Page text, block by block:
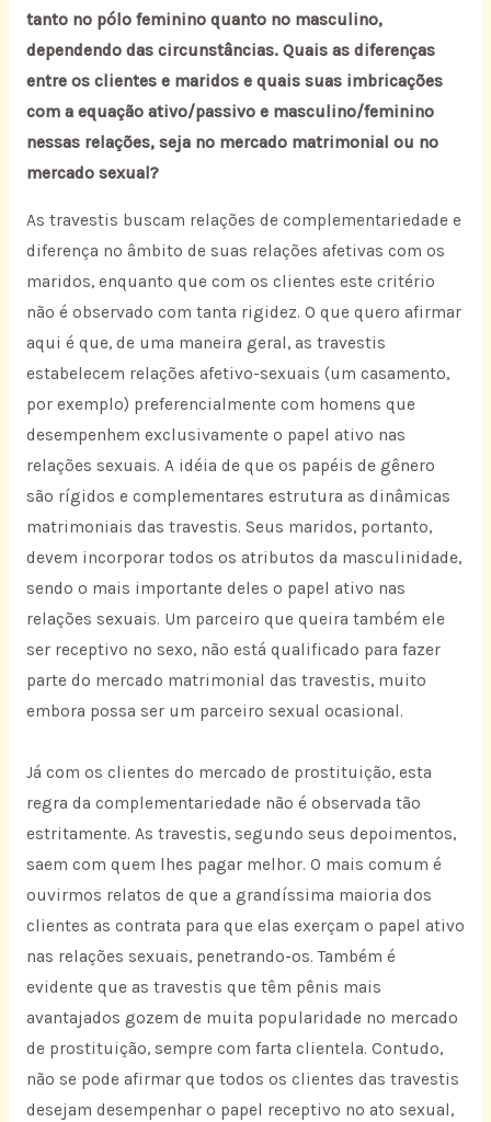
tanto no pólo feminino quanto no masculino,
dependendo das circunstâncias. Quais as diferenças
entre os clientes e maridos e quais suas imbricações
com a equação ativo/passivo e masculino/feminino
nessas relações, seja no mercado matrimonial ou no
mercado sexual?
As travestis buscam relações de complementariedade e
diferença no âmbito de suas relações afetivas com os
maridos, enquanto que com os clientes este critério
não é observado com tanta rigidez. O que quero afirmar
aqui é que, de uma maneira geral, as travestis
estabelecem relações afetivo-sexuais (um casamento,
por exemplo) preferencialmente com homens que
desempenhem exclusivamente o papel ativo nas
relações sexuais. A idéia de que os papéis de gênero
são rígidos e complementares estrutura as dinâmicas
matrimoniais das travestis. Seus maridos, portanto,
devem incorporar todos os atributos da masculinidade,
sendo o mais importante deles o papel ativo nas
relações sexuais. Um parceiro que queira também ele
ser receptivo no sexo, não está qualificado para fazer
parte do mercado matrimonial das travestis, muito
embora possa ser um parceiro sexual ocasional.
Já com os clientes do mercado de prostituição, esta
regra da complementariedade não é observada tão
estritamente. As travestis, segundo seus depoimentos,
saem com quem lhes pagar melhor. O mais comum é
ouvirmos relatos de que a grandíssima maioria dos
clientes as contrata para que elas exerçam o papel ativo
nas relações sexuais, penetrando-os. Também é
evidente que as travestis que têm pênis mais
avantajados gozem de muita popularidade no mercado
de prostituição, sempre com farta clientela. Contudo,
não se pode afirmar que todos os clientes das travestis
desejam desempenhar o papel receptivo no ato sexual,